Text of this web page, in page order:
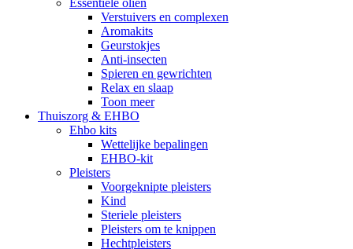
Verstuivers en complexen
Aromakits
Geurstokjes
Anti-insecten
Spieren en gewrichten
Relax en slaap
Toon meer
Thuiszorg & EHBO
Ehbo kits
Wettelijke bepalingen
EHBO-kit
Pleisters
Voorgeknipte pleisters
Kind
Steriele pleisters
Pleisters om te knippen
Hechtpleisters